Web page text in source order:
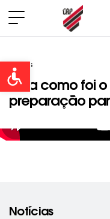
Open toolbar
Vídeos
Veja como foi o
preparação
Notícias